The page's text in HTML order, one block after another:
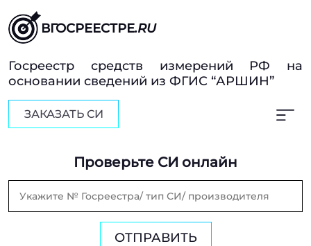
ВГОСРЕЕСТРЕ.RU
Госреестр средств измерений РФ на
основании сведений из ФГИС “АРШИН”
ЗАКАЗАТЬ СИ
Проверьте СИ онлайн
ОТПРАВИТЬ